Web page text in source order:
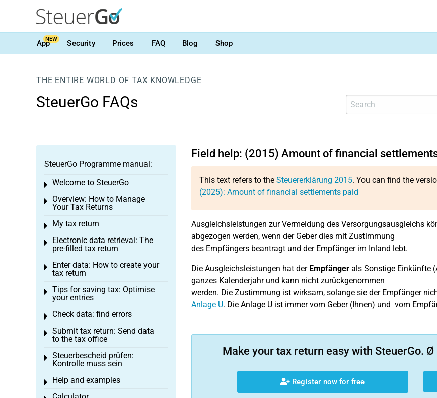
AppNEW Security Prices FAQ Blog Shop
THE ENTIRE WORLD OF TAX KNOWLEDGE
SteuerGo FAQs
Field help: (2015) Amount of financial
This text refers to the Steuererklärung 2015. You can find the
(2025): Amount of financial settlements paid
Ausgleichsleistungen zur Vermeidung des Versorgungsausgleichs
abgezogen werden, wenn der Geber dies mit Zustimmung
des Empfängers beantragt und der Empfänger im Inland lebt.
Die Ausgleichsleistungen hat der Empfängerals Sonstige Einkünfte
ganzes Kalenderjahr und kann nicht zurückgenommen
werden. Die Zustimmung ist wirksam, solange sie der Empfänger
Anlage U. Die Anlage U ist immer vom Geber (Ihnen) und vom
Make your tax return easy with SteuerGo.
Register now for free
SteuerGo Programme manual:
Welcome to SteuerGo
Toggle menu
Overview: How to Manage
Your Tax Returns
Toggle menu
My tax return
Toggle menu
Electronic data retrieval: The
pre-filled tax return
Toggle menu
Enter data: How to create your
tax return
Toggle menu
Tips for saving tax: Optimise
your entries
Toggle menu
Check data: find errors
Toggle menu
Submit tax return: Send data
to the tax office
Toggle menu
Steuerbescheid prüfen:
Kontrolle muss sein
Toggle menu
Help and examples
Toggle menu